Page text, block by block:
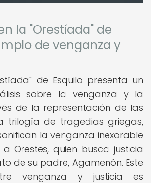
la "Orestíada" de
de venganza y
de Esquilo presenta un
sobre la venganza y la
de la representación de las
trilogía de tragedias griegas,
la venganza inexorable
Orestes, quien busca justicia
de su padre, Agamenón. Este
venganza y justicia es